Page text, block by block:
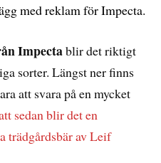
med reklam för Impecta.
Impectablir det riktigt
sorter. Längst ner finns
att svara på en mycket
sedan blir det en
trädgårdsbär av Leif